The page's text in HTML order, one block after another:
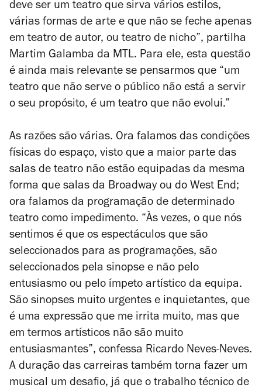
deve ser um teatro que sirva vários estilos,
várias formas de arte e que não se feche apenas
em teatro de autor, ou teatro de nicho”, partilha
Martim Galamba da MTL. Para ele, esta questão
é ainda mais relevante se pensarmos que “um
teatro que não serve o público não está a servir
o seu propósito, é um teatro que não evolui.”
As razões são várias. Ora falamos das condições
físicas do espaço, visto que a maior parte das
salas de teatro não estão equipadas da mesma
forma que salas da Broadway ou do West End;
ora falamos da programação de determinado
teatro como impedimento. “Às vezes, o que nós
sentimos é que os espectáculos que são
seleccionados para as programações, são
seleccionados pela sinopse e não pelo
entusiasmo ou pelo ímpeto artístico da equipa.
São sinopses muito urgentes e inquietantes, que
é uma expressão que me irrita muito, mas que
em termos artísticos não são muito
entusiasmantes”, confessa Ricardo Neves-Neves.
A duração das carreiras também torna fazer um
musical um desafio, já que o trabalho técnico de